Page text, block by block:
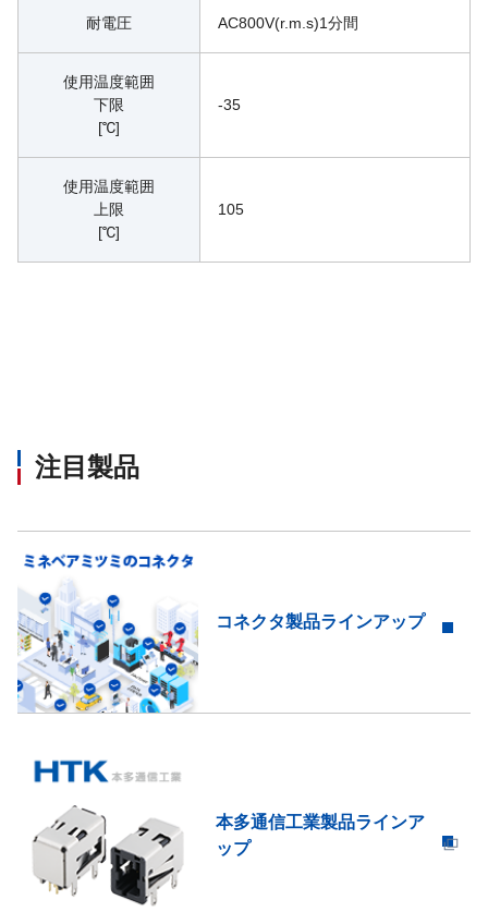
耐電圧 AC800V(r.m.s)1分間
使用温度範囲
下限
[℃]
-35
使用温度範囲
上限
[℃]
105
注目製品
コネクタ製品ラインアップ
本多通信工業製品ラインア
ップ